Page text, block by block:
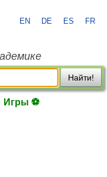
EN DE ES FR
Найти!
Игры ⚽